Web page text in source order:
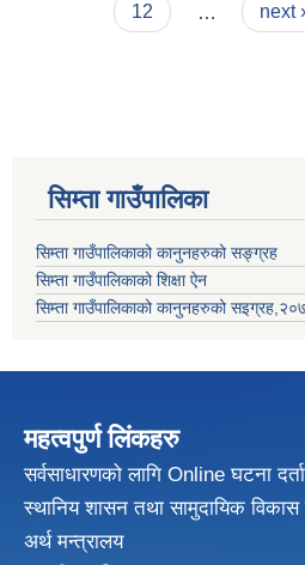
12
next ›
सिम्ता गाउँपालिका
सिम्ता गाउँपालिकाको कानुनहरुको सङ्ग्रह
सिम्ता गाउँपालिकाको शिक्षा ऐन
सिम्ता गाउँपालिकाको कानुनहरुको
महत्वपुर्ण लिंकहरु
सर्वसाधारणको लागि Online घटना
स्थानिय शासन तथा सामुदायिक विकास
अर्थ मन्त्रालय